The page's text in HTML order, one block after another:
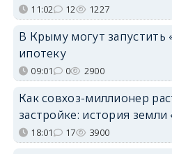
11:02 12 1227
В Крыму могут запустить
ипотеку
09:01 0 2900
Как совхоз-миллионер
застройке: история земли
18:01 17 3900